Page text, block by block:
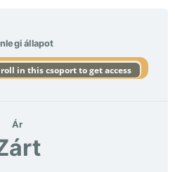
állapot
in this csoport to get access
Ár